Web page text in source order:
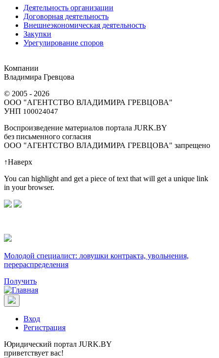
Деятельность организации
Договорная деятельность
Внешнеэкономическая деятельность
Закупки
Урегулирование споров
Компании
Владимира Гревцова
© 2005 - 2026
ООО "АГЕНТСТВО ВЛАДИМИРА ГРЕВЦОВА"
УНП 100024047
Воспроизведение материалов портала JURK.BY
без письменного согласия
OOO "АГЕНТСТВО ВЛАДИМИРА ГРЕВЦОВА" запрещено
↑Наверх
You can highlight and get a piece of text that will get a unique link
in your browser.
Молодой специалист: ловушки контракта, увольнения,
перераспределения
Получить
Вход
Регистрация
Юридический портал JURK.BY
приветствует вас!